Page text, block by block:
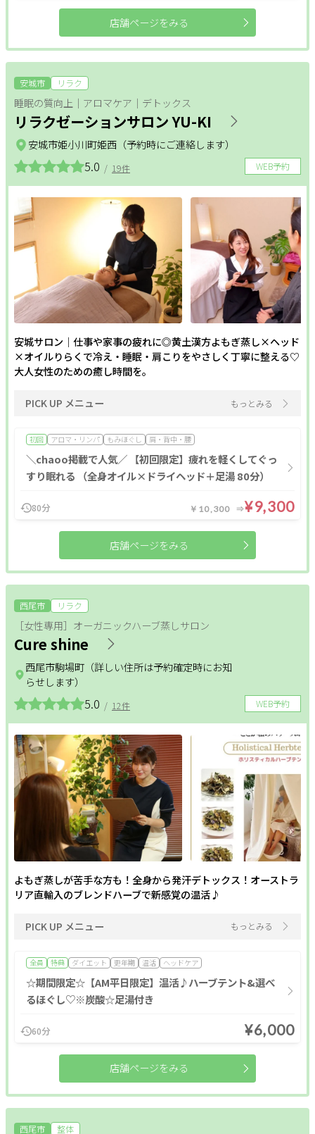
店舗ページをみる
安城市 リラク
睡眠の質向上｜アロマケア｜デトックス
リラクゼーションサロン YU-KI
WEB予約
5.0 / 19件
安城市姫小川町姫西（予約時にご連絡します）
安城サロン｜仕事や家事の疲れに◎黄土漢方よもぎ蒸し×ヘッド
×オイルりらくで冷え・睡眠・肩こりをやさしく丁寧に整える♡
大人女性のための癒し時間を。
PICK UP メニュー もっとみる
初回 アロマ・リンパ もみほぐし 肩・背中・腰
＼chaoo掲載で人気／ 【初回限定】疲れを軽くしてぐっ
すり眠れる （全身オイル×ドライヘッド＋足湯 80分）
80分 ￥10,300 ¥9,300
店舗ページをみる
西尾市 リラク
［女性専用］オーガニックハーブ蒸しサロン
Cure shine
WEB予約
5.0 / 12件
西尾市駒場町（詳しい住所は予約確定時にお知
らせします）
よもぎ蒸しが苦手な方も！全身から発汗デトックス！オーストラ
リア直輸入のブレンドハーブで新感覚の温活♪
PICK UP メニュー もっとみる
全員 特典 ダイエット 更年期 温活 ヘッドケア
☆期間限定☆【AM平日限定】温活♪ハーブテント&選べ
るほぐし♡※炭酸☆足湯付き
60分 ¥6,000
店舗ページをみる
西尾市 整体
更年期 温活
姿勢改善 ヘッドケア 足つぼ
オールハンド
整体
条件
ポイント利用OK 割引あり 20時以降営業
個室あり
現金払いのみ
キャッシュレスOK 駐車場あり
24H営業
1人のスタッフが最後まで対応
メンズにおすすめ
ペア施術OK 半額
予約なしOK
モニター
女性スタッフのみ 女性専用
キッズルーム
キッズメニュー
子ども向け スクールあり
バリアフリー
メンズ専門
出張・訪問
体験あり
1対1 少人数 資格取得支援
初心者歓迎
1day
オンライン
クリア 絞り込む